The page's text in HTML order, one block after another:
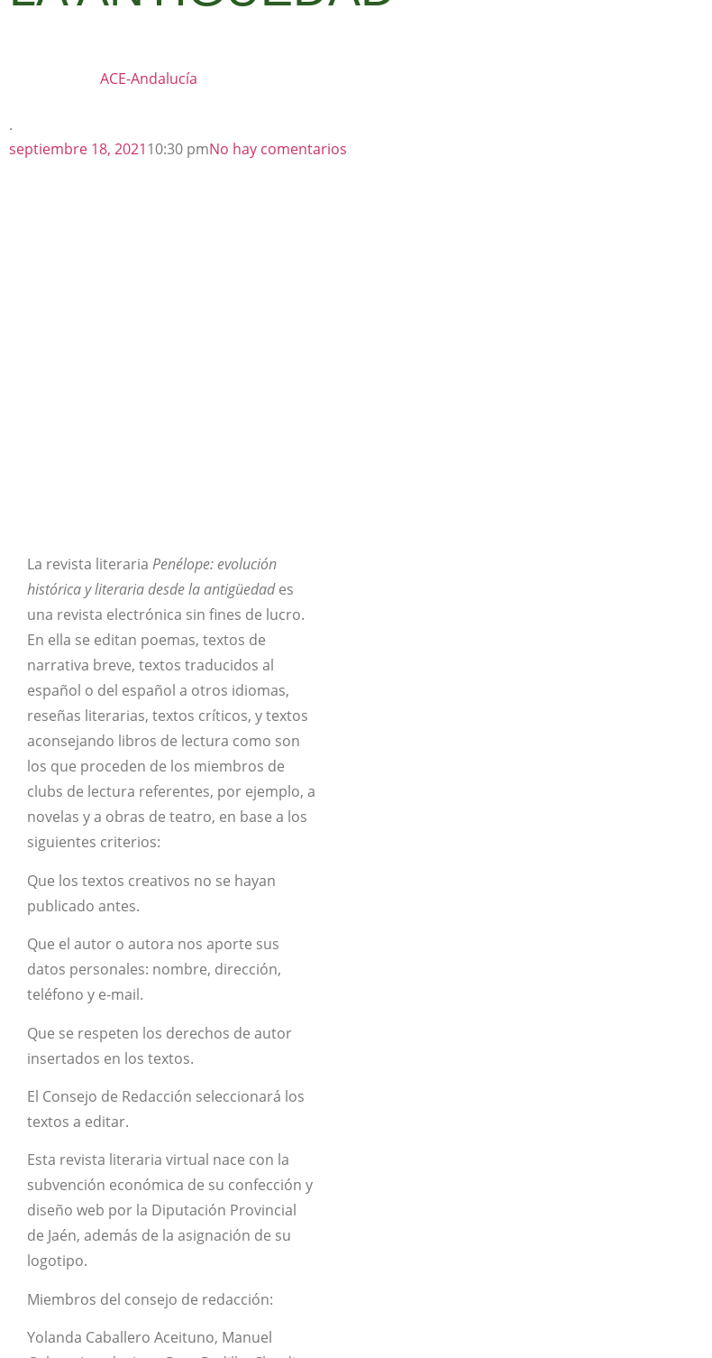
ACE-Andalucía
·
septiembre 18, 202110:30 pmNo hay comentarios
La revista literaria Penélope: evolución
histórica y literaria desde la antigüedades
una revista electrónica sin fines de lucro.
En ella se editan poemas, textos de
narrativa breve, textos traducidos al
español o del español a otros idiomas,
reseñas literarias, textos críticos, y textos
aconsejando libros de lectura como son
los que proceden de los miembros de
clubs de lectura referentes, por ejemplo, a
novelas y a obras de teatro, en base a los
siguientes criterios:
Que los textos creativos no se hayan
publicado antes.
Que el autor o autora nos aporte sus
datos personales: nombre, dirección,
teléfono y e-mail.
Que se respeten los derechos de autor
insertados en los textos.
El Consejo de Redacción seleccionará los
textos a editar.
Esta revista literaria virtual nace con la
subvención económica de su confección y
diseño web por la Diputación Provincial
de Jaén, además de la asignación de su
logotipo.
Miembros del consejo de redacción:
Yolanda Caballero Aceituno, Manuel